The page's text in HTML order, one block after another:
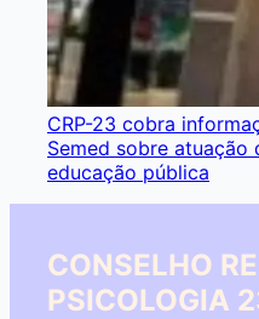
CRP-23 cobra
Semed sobre atuação
educação pública
CONSELHO
PSICOLOGIA